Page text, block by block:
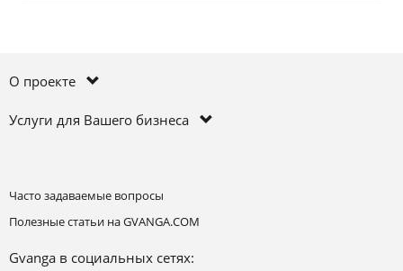
О проекте
Услуги для Вашего бизнеса
Часто задаваемые вопросы
Полезные статьи на GVANGA.COM
Gvanga в социальных сетях: